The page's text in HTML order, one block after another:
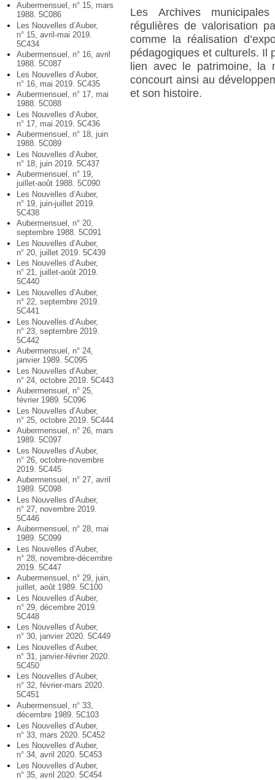
Aubermensuel, n° 15, mars
1988. 5C086
Les Nouvelles d’Auber,
n° 15, avril-mai 2019.
5C434
Aubermensuel, n° 16, avril
1988. 5C087
Les Nouvelles d’Auber,
n° 16, mai 2019. 5C435
Aubermensuel, n° 17, mai
1988. 5C088
Les Nouvelles d’Auber,
n° 17, mai 2019. 5C436
Aubermensuel, n° 18, juin
1988. 5C089
Les Nouvelles d’Auber,
n° 18, juin 2019. 5C437
Aubermensuel, n° 19,
juillet-août 1988. 5C090
Les Nouvelles d’Auber,
n° 19, juin-juillet 2019.
5C438
Aubermensuel, n° 20,
septembre 1988. 5C091
Les Nouvelles d’Auber,
n° 20, juillet 2019. 5C439
Les Nouvelles d’Auber,
n° 21, juillet-août 2019.
5C440
Les Nouvelles d’Auber,
n° 22, septembre 2019.
5C441
Les Nouvelles d’Auber,
n° 23, septembre 2019.
5C442
Aubermensuel, n° 24,
janvier 1989. 5C095
Les Nouvelles d’Auber,
n° 24, octobre 2019. 5C443
Aubermensuel, n° 25,
février 1989. 5C096
Les Nouvelles d’Auber,
n° 25, octobre 2019. 5C444
Aubermensuel, n° 26, mars
1989. 5C097
Les Nouvelles d’Auber,
n° 26, octobre-novembre
2019. 5C445
Aubermensuel, n° 27, avril
1989. 5C098
Les Nouvelles d’Auber,
n° 27, novembre 2019.
5C446
Aubermensuel, n° 28, mai
1989. 5C099
Les Nouvelles d’Auber,
n° 28, novembre-décembre
2019. 5C447
Aubermensuel, n° 29, juin,
juillet, août 1989. 5C100
Les Nouvelles d’Auber,
n° 29, décembre 2019.
5C448
Les Nouvelles d’Auber,
n° 30, janvier 2020. 5C449
Les Nouvelles d’Auber,
n° 31, janvier-février 2020.
5C450
Les Nouvelles d’Auber,
n° 32, février-mars 2020.
5C451
Aubermensuel, n° 33,
décembre 1989. 5C103
Les Nouvelles d’Auber,
n° 33, mars 2020. 5C452
Les Nouvelles d’Auber,
n° 34, avril 2020. 5C453
Les Nouvelles d’Auber,
n° 35, avril 2020. 5C454
Les Archives
régulières de valorisation
comme la réalisation
pédagogiques et culturels. Il
lien avec le patrimoine, la
concourt ainsi au
et son histoire.